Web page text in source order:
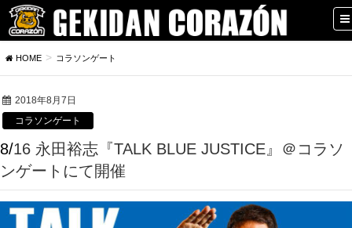
HOME コラソンゲート
2018年8月7日
コラソンゲート
8/16 永田裕志『TALK BLUE JUSTICE』＠コラソ
ンゲートにて開催